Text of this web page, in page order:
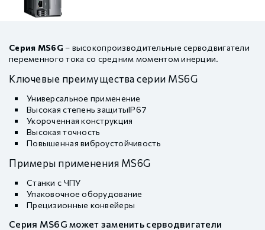
Серия MS6G – высокопроизводительные серводвигатели
переменного тока со средним моментом инерции.
Ключевые преимущества серии MS6G
Универсальное применение
Высокая степень защитыIP67
Укороченная конструкция
Высокая точность
Повышенная виброустойчивость
Примеры применения MS6G
Станки с ЧПУ
Упаковочное оборудование
Прецизионные конвейеры
Серия MS6G может заменить серводвигатели